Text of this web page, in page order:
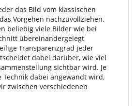
das Bild vom klassischen
Vorgehen nachzuvollziehen.
beliebig viele Bilder wie bei
übereinandergelegt
Transparenzgrad jeder
dabei darüber, wie viel
sichtbar wird. Je
Technik dabei angewandt wird,
zwischen verschiedenen